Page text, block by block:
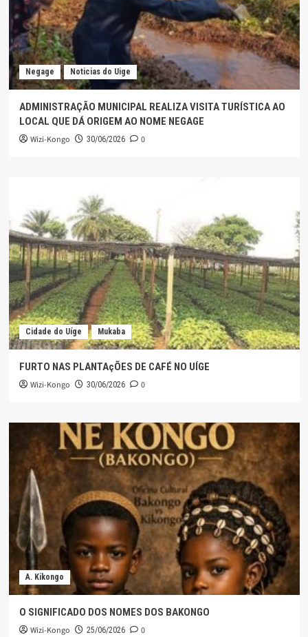
Negage Noticias do Uige
ADMINISTRAÇÃO MUNICIPAL REALIZA VISITA TURÍSTICA AO
LOCAL QUE DÁ ORIGEM AO NOME NEGAGE
Wizi-Kongo 30/06/2026 0
Cidade do Uíge Mukaba
FURTO NAS PLANTAçÕES DE CAFÉ NO UÍGE
Wizi-Kongo 30/06/2026 0
A. Kikongo
O SIGNIFICADO DOS NOMES DOS BAKONGO
Wizi-Kongo 25/06/2026 0